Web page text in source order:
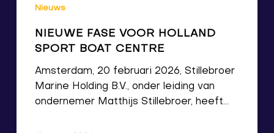
Nieuws
NIEUWE FASE VOOR HOLLAND
SPORT BOAT CENTRE
Amsterdam, 20 februari 2026, Stillebroer
Marine Holding B.V., onder leiding van
ondernemer Matthijs Stillebroer, heeft…